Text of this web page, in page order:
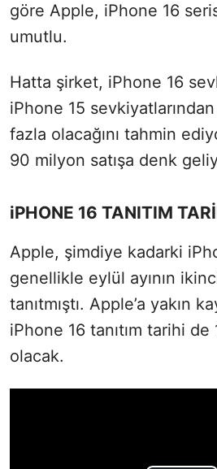
göre Apple, iPhone 16
umutlu.
Hatta şirket, iPhone 16
iPhone 15 sevkiyatlarından
fazla olacağını tahmin
90 milyon satışa denk
iPHONE 16 TANITIM
Apple, şimdiye kadarki
genellikle eylül ayının
tanıtmıştı. Apple’a yakın
iPhone 16 tanıtım tarihi de
olacak.